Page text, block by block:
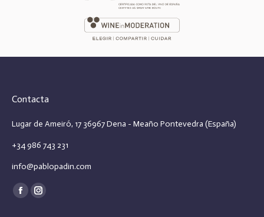
Contacta
Lugar de Ameiró, 17 36967 Dena - Meaño Pontevedra (España)
+34 986 743 231
info@pablopadin.com
Encuéntranos en:
FacebookInstagram